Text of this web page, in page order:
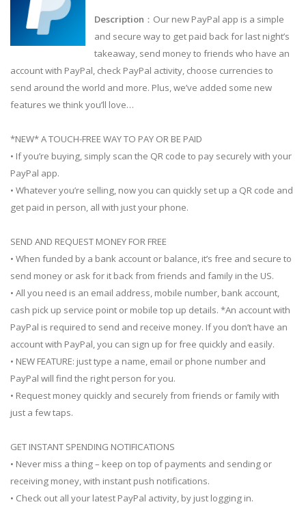
Description ：Our new PayPal app is a simple
and secure way to get paid back for last night’s
takeaway, send money to friends who have an
account with PayPal, check PayPal activity, choose currencies to
send around the world and more. Plus, we’ve added some new
features we think you’ll love…
*NEW* A TOUCH-FREE WAY TO PAY OR BE PAID
• If you’re buying, simply scan the QR code to pay securely with your
PayPal app.
• Whatever you’re selling, now you can quickly set up a QR code and
get paid in person, all with just your phone.
SEND AND REQUEST MONEY FOR FREE
• When funded by a bank account or balance, it’s free and secure to
send money or ask for it back from friends and family in the US.
• All you need is an email address, mobile number, bank account,
cash pick up service point or mobile top up details. *An account with
PayPal is required to send and receive money. If you don’t have an
account with PayPal, you can sign up for free quickly and easily.
• NEW FEATURE: just type a name, email or phone number and
PayPal will find the right person for you.
• Request money quickly and securely from friends or family with
just a few taps.
GET INSTANT SPENDING NOTIFICATIONS
• Never miss a thing – keep on top of payments and sending or
receiving money, with instant push notifications.
• Check out all your latest PayPal activity, by just logging in.